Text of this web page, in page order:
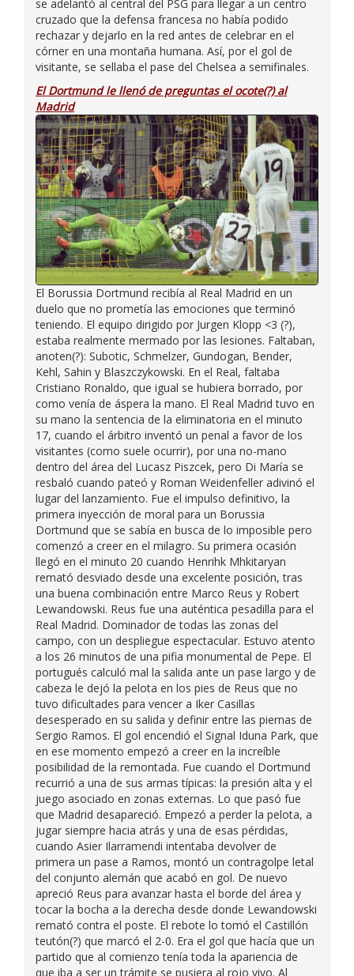
se adelantó al central del PSG para llegar a un centro
cruzado que la defensa francesa no había podido
rechazar y dejarlo en la red antes de celebrar en el
córner en una montaña humana. Así, por el gol de
visitante, se sellaba el pase del Chelsea a semifinales.
El Dortmund le llenó de preguntas el ocote(?) al
Madrid
El Borussia Dortmund recibía al Real Madrid en un
duelo que no prometía las emociones que terminó
teniendo. El equipo dirigido por Jurgen Klopp <3 (?),
estaba realmente mermado por las lesiones. Faltaban,
anoten(?): Subotic, Schmelzer, Gundogan, Bender,
Kehl, Sahin y Blaszczykowski. En el Real, faltaba
Cristiano Ronaldo, que igual se hubiera borrado, por
como venía de áspera la mano. El Real Madrid tuvo en
su mano la sentencia de la eliminatoria en el minuto
17, cuando el árbitro inventó un penal a favor de los
visitantes (como suele ocurrir), por una no-mano
dentro del área del Lucasz Piszcek, pero Di María se
resbaló cuando pateó y Roman Weidenfeller adivinó el
lugar del lanzamiento. Fue el impulso definitivo, la
primera inyección de moral para un Borussia
Dortmund que se sabía en busca de lo imposible pero
comenzó a creer en el milagro. Su primera ocasión
llegó en el minuto 20 cuando Henrihk Mhkitaryan
remató desviado desde una excelente posición, tras
una buena combinación entre Marco Reus y Robert
Lewandowski. Reus fue una auténtica pesadilla para el
Real Madrid. Dominador de todas las zonas del
campo, con un despliegue espectacular. Estuvo atento
a los 26 minutos de una pifia monumental de Pepe. El
portugués calculó mal la salida ante un pase largo y de
cabeza le dejó la pelota en los pies de Reus que no
tuvo dificultades para vencer a Iker Casillas
desesperado en su salida y definir entre las piernas de
Sergio Ramos. El gol encendió el Signal Iduna Park, que
en ese momento empezó a creer en la increíble
posibilidad de la remontada. Fue cuando el Dortmund
recurrió a una de sus armas típicas: la presión alta y el
juego asociado en zonas externas. Lo que pasó fue
que Madrid desapareció. Empezó a perder la pelota, a
jugar siempre hacia atrás y una de esas pérdidas,
cuando Asier Ilarramendi intentaba devolver de
primera un pase a Ramos, montó un contragolpe letal
del conjunto alemán que acabó en gol. De nuevo
apreció Reus para avanzar hasta el borde del área y
tocar la bocha a la derecha desde donde Lewandowski
remató contra el poste. El rebote lo tomó el Castillón
teutón(?) que marcó el 2-0. Era el gol que hacía que un
partido que al comienzo tenía toda la apariencia de
que iba a ser un trámite se pusiera al rojo vivo. Al